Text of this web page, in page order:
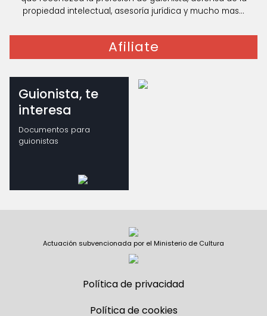
propiedad intelectual, asesoría jurídica y mucho mas...
Afiliate
Guionista, te
interesa
Documentos para
guionistas
Actuación subvencionada por el Ministerio de Cultura
Política de privacidad
Política de cookies